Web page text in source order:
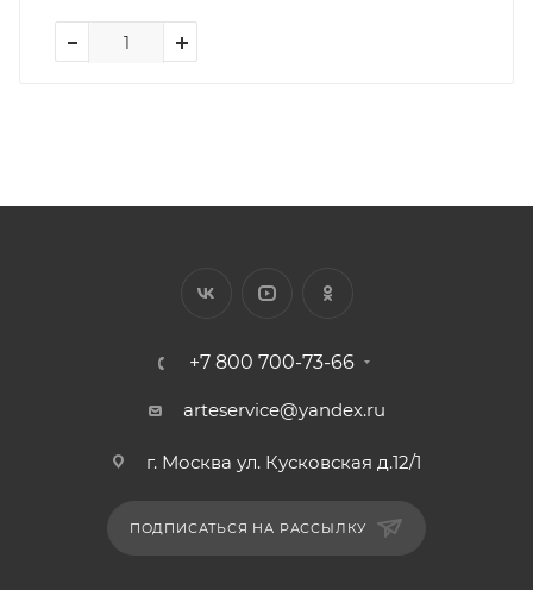
+7 800 700-73-66
arteservice@yandex.ru
г. Москва ул. Кусковская д.12/1
ПОДПИСАТЬСЯ НА РАССЫЛКУ